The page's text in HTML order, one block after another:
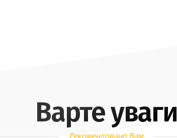
Варте уваги
Рекомендовано Вам